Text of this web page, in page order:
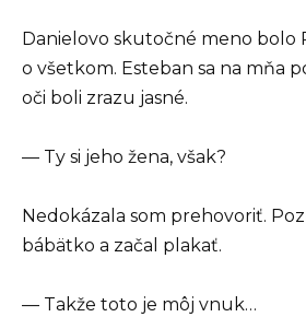
Danielovo skutočné meno bolo
o všetkom. Esteban sa na mňa
oči boli zrazu jasné.
— Ty si jeho žena, však?
Nedokázala som prehovoriť.
bábätko a začal plakať.
— Takže toto je môj vnuk…